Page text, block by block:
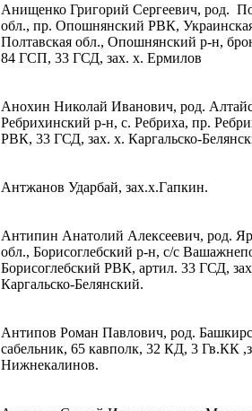
Анищенко Григорий Сергеевич, род.
обл., пр. Опошнянский РВК,
Полтавская обл., Опошнянский р-н,
84 ГСП, 33 ГСД, зах. х. Ермилов
Анохин Николай Иванович, род.
Ребрихинский р-н, с. Ребриха, пр.
РВК, 33 ГСД, зах. х. Каргальско-
Антжанов Ударбай, зах.х.Гапкин.
Антипин Анатолий Алексеевич, род.
обл., Борисоглебский р-н, с/с
Борисоглебский РВК, артил. 33 ГСД,
Каргальско-Белянский.
Антипов Роман Павлович, род.
сабельник, 65 кавполк, 32 КД, 3 Гв.КК
Нижнекалинов.